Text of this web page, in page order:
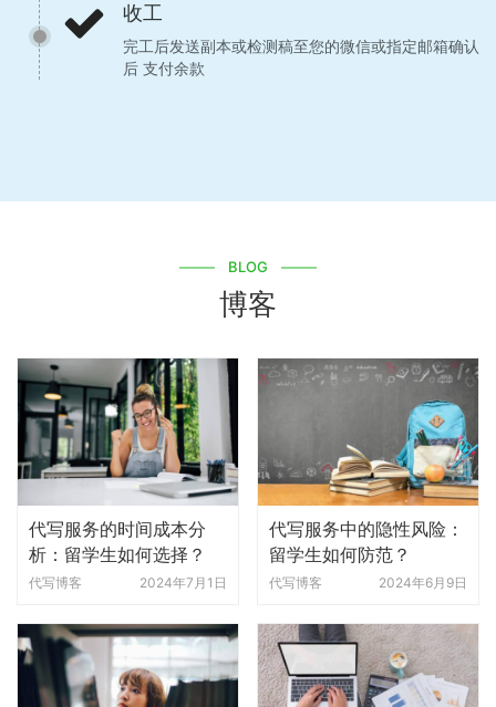
收工
完工后发送副本或检测稿至您的微信或指定邮箱确认
后 支付余款
博客
BLOG
代写服务的时间成本分
析：留学生如何选择？
代写博客 2024年7月1日
代写服务中的隐性风险：
留学生如何防范？
代写博客 2024年6月9日